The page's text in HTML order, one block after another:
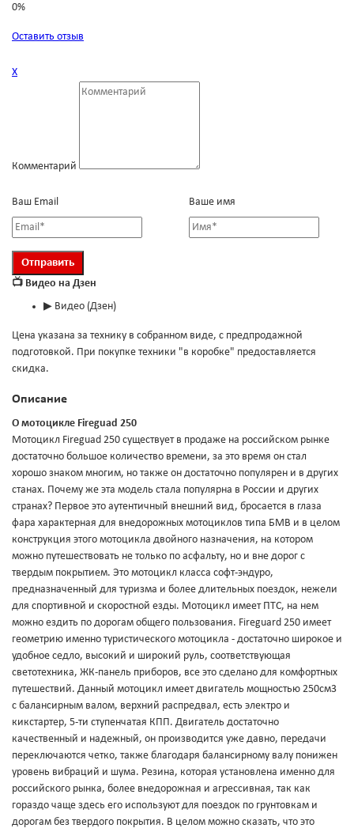
0%
Оставить отзыв
Х
Комментарий
Ваш Email Ваше имя
📺 Видео на Дзен
▶ Видео (Дзен)
Цена указана за технику в собранном виде, с предпродажной
подготовкой. При покупке техники "в коробке" предоставляется
скидка.
Описание
О мотоцикле Fireguad 250
Мотоцикл Fireguad 250 существует в продаже на российском рынке
достаточно большое количество времени, за это время он стал
хорошо знаком многим, но также он достаточно популярен и в других
станах. Почему же эта модель стала популярна в России и других
странах? Первое это аутентичный внешний вид, бросается в глаза
фара характерная для внедорожных мотоциклов типа БМВ и в целом
конструкция этого мотоцикла двойного назначения, на котором
можно путешествовать не только по асфальту, но и вне дорог с
твердым покрытием. Это мотоцикл класса софт-эндуро,
предназначенный для туризма и более длительных поездок, нежели
для спортивной и скоростной езды. Мотоцикл имеет ПТС, на нем
можно ездить по дорогам общего пользования. Fireguard 250 имеет
геометрию именно туристического мотоцикла - достаточно широкое и
удобное седло, высокий и широкий руль, соответствующая
светотехника, ЖК-панель приборов, все это сделано для комфортных
путешествий. Данный мотоцикл имеет двигатель мощностью 250см3
с балансирным валом, верхний распредвал, есть электро и
кикстартер, 5-ти ступенчатая КПП. Двигатель достаточно
качественный и надежный, он производится уже давно, передачи
переключаются четко, также благодаря балансирному валу понижен
уровень вибраций и шума. Резина, которая установлена именно для
российского рынка, более внедорожная и агрессивная, так как
гораздо чаще здесь его используют для поездок по грунтовкам и
дорогам без твердого покрытия. В целом можно сказать, что это